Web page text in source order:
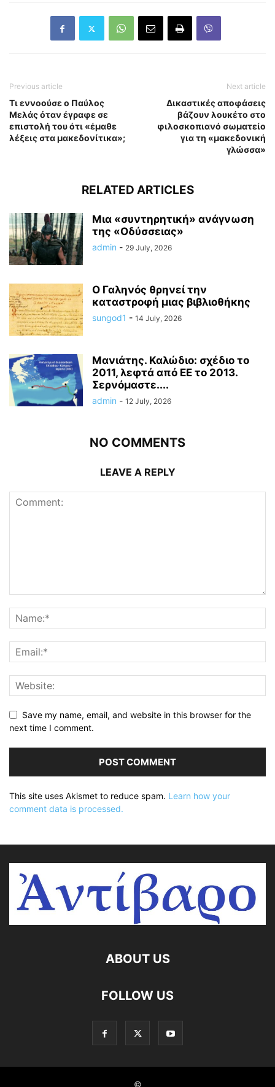
Previous article
Τι εννοούσε ο Παύλος
Μελάς όταν έγραφε σε
επιστολή του ότι «έμαθε
λέξεις στα μακεδονίτικα»;
Next article
Δικαστικές αποφάσεις
βάζουν λουκέτο στο
φιλοσκοπιανό σωματείο
για τη «μακεδονική
γλώσσα»
RELATED ARTICLES
Μια «συντηρητική» ανάγνωση
της «Οδύσσειας»
admin - 29 July, 2026
Ο Γαληνός θρηνεί την
καταστροφή μιας βιβλιοθήκης
sungod1 - 14 July, 2026
Μανιάτης. Καλώδιο: σχέδιο το
2011, λεφτά από ΕΕ το 2013.
Σερνόμαστε....
admin - 12 July, 2026
NO COMMENTS
LEAVE A REPLY
Save my name, email, and website in this browser for the
next time I comment.
This site uses Akismet to reduce spam. Learn how your
comment data is processed.
ABOUT US
FOLLOW US
©